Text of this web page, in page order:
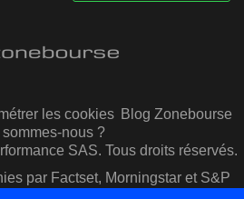
les cookies Blog Zonebourse
nous ?
SAS. Tous droits réservés.
par Factset, Morningstar et S&P